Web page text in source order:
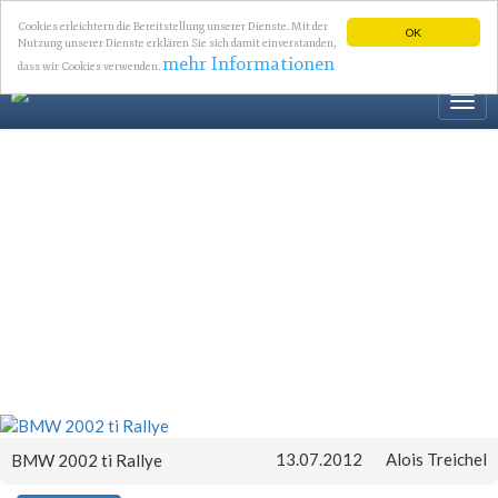
OK
Cookies erleichtern die Bereitstellung unserer Dienste. Mit der
Nutzung unserer Dienste erklären Sie sich damit einverstanden,
dass wir Cookies verwenden.mehr Informationen
BMW 2002 ti Rallye 13.07.2012 Alois Treichel